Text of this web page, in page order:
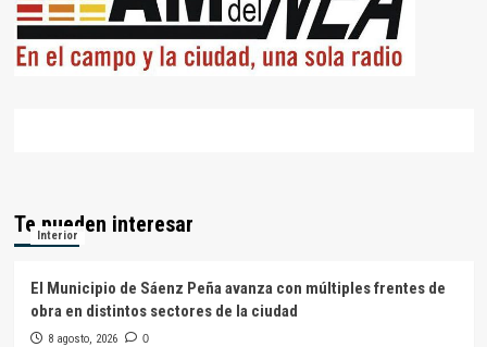
Te pueden interesar
Interior
El Municipio de Sáenz Peña avanza con múltiples frentes de
obra en distintos sectores de la ciudad
8 agosto, 2026 0